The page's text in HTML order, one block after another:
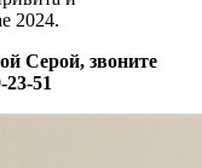
2024.
Серой, звоните
51